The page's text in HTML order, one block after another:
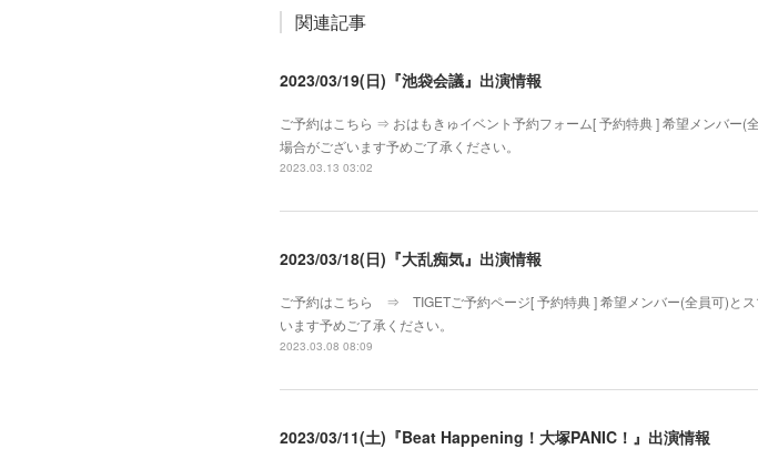
関連記事
2023/03/19(日)『池袋会議』出演情報
ご予約はこちら ⇒ おはもきゅイベント予約フォーム[ 予約特典 ] 希望メンバー
場合がございます予めご了承ください。
2023.03.13 03:02
2023/03/18(日)『大乱痴気』出演情報
ご予約はこちら ⇒ TIGETご予約ページ[ 予約特典 ] 希望メンバー(全員可)と
います予めご了承ください。
2023.03.08 08:09
2023/03/11(土)『Beat Happening！大塚PANIC！』出演情報